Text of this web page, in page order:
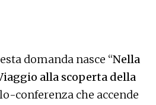
domanda nasce “Nella
alla scoperta della
conferenza che accende